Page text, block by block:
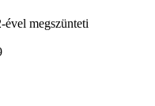
ével megszünteti